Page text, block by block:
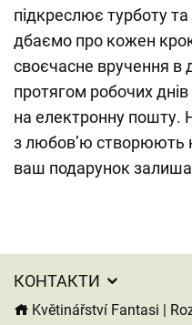
підкреслює турботу
дбаємо про кожен
своєчасне вручення в
протягом робочих
на електронну пошту.
з любов’ю створюють
ваш подарунок
КОНТАКТИ
Květinářství Fantasi |